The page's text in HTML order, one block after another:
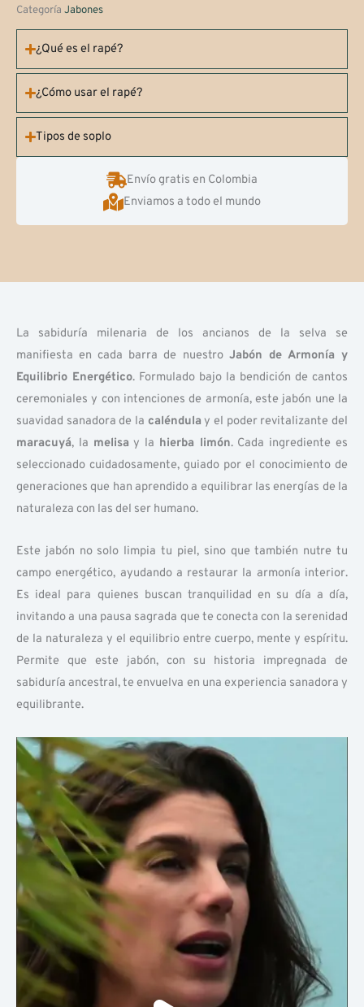
equilibrio
cantidad
Categoría Jabones
¿Qué es el rapé?
¿Cómo usar el rapé?
Tipos de soplo
Envío gratis en Colombia
Enviamos a todo el mundo
La sabiduría milenaria de los ancianos de la selva se
manifiesta en cada barra de nuestro Jabón de Armonía y
Equilibrio Energético. Formulado bajo la bendición de cantos
ceremoniales y con intenciones de armonía, este jabón une la
suavidad sanadora de la caléndula y el poder revitalizante del
maracuyá, la melisa y la hierba limón. Cada ingrediente es
seleccionado cuidadosamente, guiado por el conocimiento de
generaciones que han aprendido a equilibrar las energías de la
naturaleza con las del ser humano.
Este jabón no solo limpia tu piel, sino que también nutre tu
campo energético, ayudando a restaurar la armonía interior.
Es ideal para quienes buscan tranquilidad en su día a día,
invitando a una pausa sagrada que te conecta con la serenidad
de la naturaleza y el equilibrio entre cuerpo, mente y espíritu.
Permite que este jabón, con su historia impregnada de
sabiduría ancestral, te envuelva en una experiencia sanadora y
equilibrante.
Play